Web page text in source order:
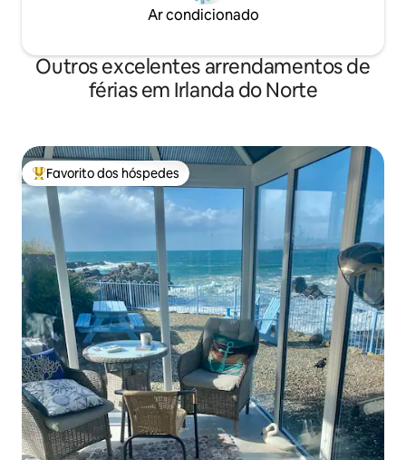
Ar condicionado
Outros excelentes arrendamentos de
férias em Irlanda do Norte
Favoritos dos hóspedes mais apreciados
Favorito dos hóspedes